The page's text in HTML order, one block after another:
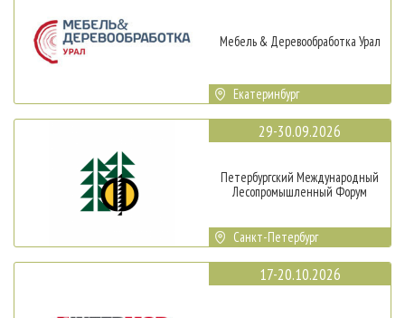
Мебель & Деревообработка Урал
Екатеринбург
29-30.09.2026
Петербургский Международный
Лесопромышленный Форум
Санкт-Петербург
17-20.10.2026